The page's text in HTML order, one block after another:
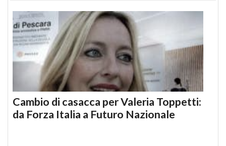
Cambio di casacca per Valeria Toppetti:
da Forza Italia a Futuro Nazionale